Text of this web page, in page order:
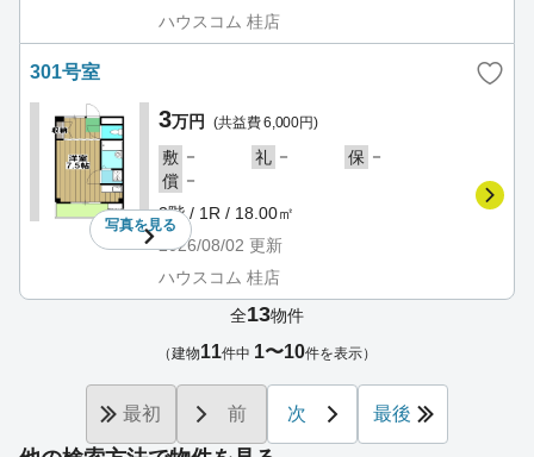
ハウスコム 桂店
301号室
写真を見る
3万円 (共益費 6,000円)
敷 － 礼 － 保 －
償 －
3階 / 1R / 18.00㎡
2026/08/02 更新
ハウスコム 桂店
全13物件
（建物11件中 1〜10件を表示）
最初 前 次 最後